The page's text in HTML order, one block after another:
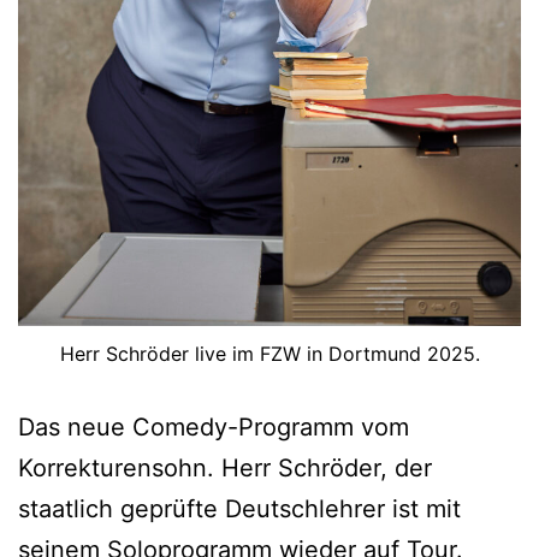
Herr Schröder live im FZW in Dortmund 2025.
Das neue Comedy-Programm vom
Korrekturensohn. Herr Schröder, der
staatlich geprüfte Deutschlehrer ist mit
seinem Soloprogramm wieder auf Tour.